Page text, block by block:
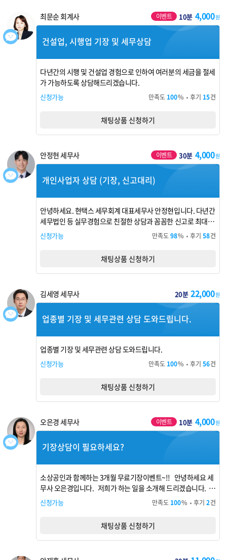
최문순 회계사 이벤트 10분 4,000원
건설업, 시행업 기장 및 세무상담
다년간의 시행 및 건설업 경험으로 인하여 여러분의 세금을 절세
가 가능하도록 상담해드리겠습니다.
신청가능 만족도 100% 후기 15건
채팅상품 신청하기
안정현 세무사 이벤트 30분 4,000원
개인사업자 상담 (기장, 신고대리)
안녕하세요. 현택스 세무회계 대표세무사 안정현입니다. 다년간
세무법인 등 실무경험으로 친절한 상담과 꼼꼼한 신고로 최대한
절세해드리겠습니다. 궁금하신 점이 해결될때까지 상담해 드립
니다.
신청가능 만족도98% 후기 58건
채팅상품 신청하기
김세영 세무사 20분 22,000원
업종별 기장 및 세무관련 상담 도와드립니다.
업종별 기장 및 세무관련 상담 도와드립니다.
신청가능 만족도 100% 후기 56건
채팅상품 신청하기
오은경 세무사 이벤트 10분 4,000원
기장상담이 필요하세요?
소상공인과 함께하는 3개월 무료기장이벤트~!! 안녕하세요 세
무사 오은경입니다. 저희가 하는 일을 소개해 드리겠습니다. 1
. 기장서비스 매월 매출과 매입내역을 기장해 드립니다. 세금계
산서, 계산서 신용카드 전표 모르는 말들이 너무 많습니다. 매입
과 매출을 정확히 해야 절세가 되는 것 아시죠? 2. 상용근로자
및 사업소득자 원천세 신고 ...
신청가능 만족도 100% 후기 2건
채팅상품 신청하기